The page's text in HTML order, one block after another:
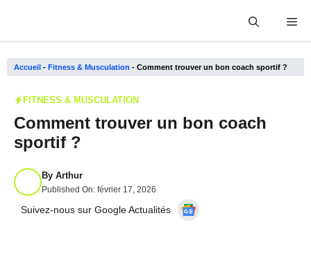
Accueil - Fitness & Musculation - Comment trouver un bon coach sportif ?
FITNESS & MUSCULATION
Comment trouver un bon coach
sportif ?
By Arthur
Published On: février 17, 2026
Suivez-nous sur Google Actualités